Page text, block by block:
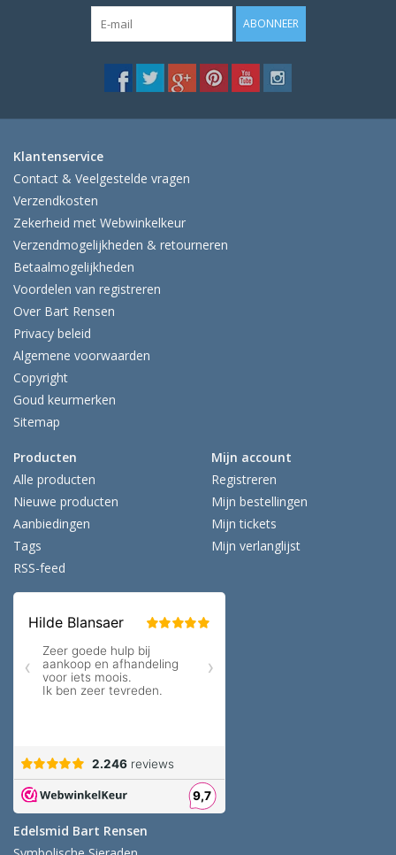
ABONNEER
Klantenservice
Contact & Veelgestelde vragen
Verzendkosten
Zekerheid met Webwinkelkeur
Verzendmogelijkheden & retourneren
Betaalmogelijkheden
Voordelen van registreren
Over Bart Rensen
Privacy beleid
Algemene voorwaarden
Copyright
Goud keurmerken
Sitemap
Producten
Alle producten
Nieuwe producten
Aanbiedingen
Tags
RSS-feed
Mijn account
Registreren
Mijn bestellingen
Mijn tickets
Mijn verlanglijst
Edelsmid Bart Rensen